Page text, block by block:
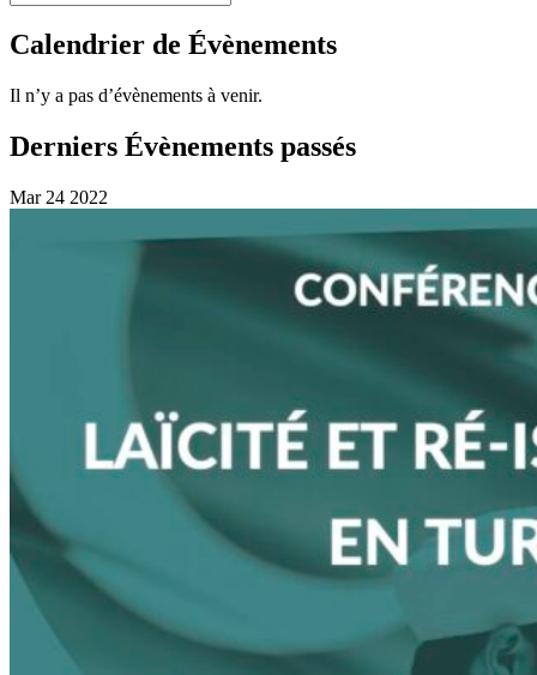
Calendrier de Évènements
Il n’y a pas d’évènements à venir.
Derniers Évènements passés
Mar 24 2022